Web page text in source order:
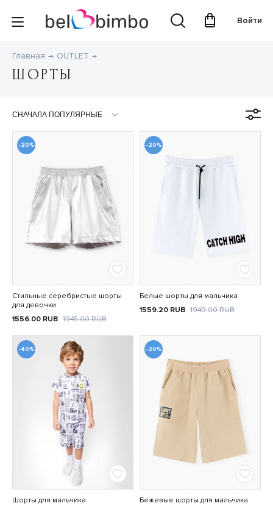
Войти
Главная OUTLET
ШОРТЫ
-20%
Стильные серебристые шорты
для девочки
1556.00 RUB 1945.00RUB
-20%
Белые шорты для мальчика
1559.20 RUB 1949.00RUB
-40%
Шорты для мальчика
-20%
Бежевые шорты для мальчика